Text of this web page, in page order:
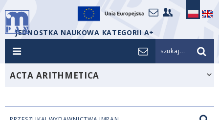
JEDNOSTKA NAUKOWA KATEGORII A+
szukaj...
ACTA ARITHMETICA